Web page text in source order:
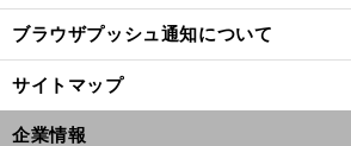
ブラウザプッシュ通知について
サイトマップ
企業情報